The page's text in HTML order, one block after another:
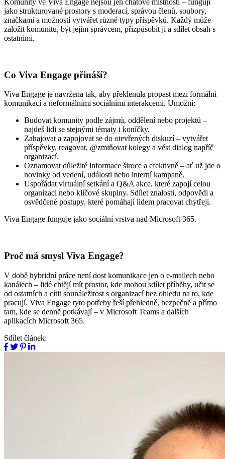
jako strukturované prostory s moderací, správou členů, soubory,
značkami a možností vytvářet různé typy příspěvků. Každý může
založit komunitu, být jejím správcem, přizpůsobit ji a sdílet obsah s
ostatními.
Co Viva Engage přináší?
Viva Engage je navržena tak, aby překlenula propast mezi formální
komunikací a neformálními sociálními interakcemi. Umožní:
Budovat komunity podle zájmů, oddělení nebo projektů –
najdeš lidi se stejnými tématy i koníčky.
Zahajovat a zapojovat se do otevřených diskuzí – vytvářet
příspěvky, reagovat, @zmiňovat kolegy a vést dialog napříč
organizací.
Oznamovat důležité informace široce a efektivně – ať už jde o
novinky od vedení, události nebo interní kampaně.
Uspořádat virtuální setkání a Q&A akce, které zapojí celou
organizaci nebo klíčové skupiny. Sdílet znalosti, odpovědi a
osvědčené postupy, které pomáhají lidem pracovat chytřeji.
Viva Engage funguje jako sociální vrstva nad Microsoft 365.
Proč má smysl Viva Engage?
V době hybridní práce není dost komunikace jen o e-mailech nebo
kanálech – lidé chtějí mít prostor, kde mohou sdílet příběhy, učit se
od ostatních a cítit sounáležitost s organizací bez ohledu na to, kde
pracují. Viva Engage tyto potřeby řeší přehledně, bezpečně a přímo
tam, kde se denně potkávají – v Microsoft Teams a dalších
aplikacích Microsoft 365.
Sdílet článek: